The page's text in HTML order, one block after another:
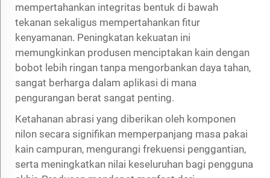
mempertahankan integritas bentuk di bawah
tekanan sekaligus mempertahankan fitur
kenyamanan. Peningkatan kekuatan ini
memungkinkan produsen menciptakan kain dengan
bobot lebih ringan tanpa mengorbankan daya tahan,
sangat berharga dalam aplikasi di mana
pengurangan berat sangat penting.
Ketahanan abrasi yang diberikan oleh komponen
nilon secara signifikan memperpanjang masa pakai
kain campuran, mengurangi frekuensi penggantian,
serta meningkatkan nilai keseluruhan bagi pengguna